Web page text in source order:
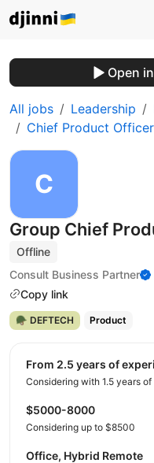
Open
All jobs Leadership
Chief Product
Group Chief
Offline
Consult Business Partner
Copy link
🪖 DEFTECH Product
from 2.5 years of
Considering with 1.5 years
$5000-8000
Considering up to $8500
Office, Hybrid Remote